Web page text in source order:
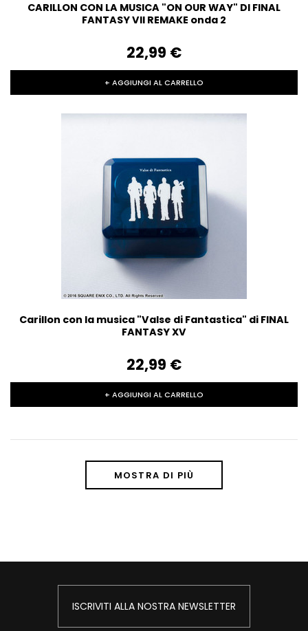
CARILLON CON LA MUSICA "ON OUR WAY" DI FINAL
FANTASY VII REMAKE onda 2
22,99‎ ‎€
+ AGGIUNGI AL CARRELLO
Carillon con la musica "Valse di Fantastica" di FINAL
FANTASY XV
22,99‎ ‎€
+ AGGIUNGI AL CARRELLO
MOSTRA DI PIÙ
ISCRIVITI ALLA NOSTRA NEWSLETTER